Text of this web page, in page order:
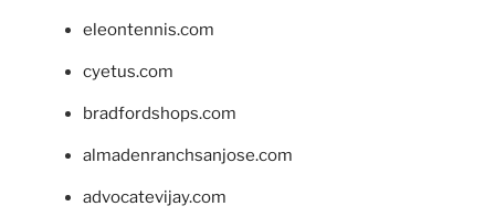
eleontennis.com
cyetus.com
bradfordshops.com
almadenranchsanjose.com
advocatevijay.com